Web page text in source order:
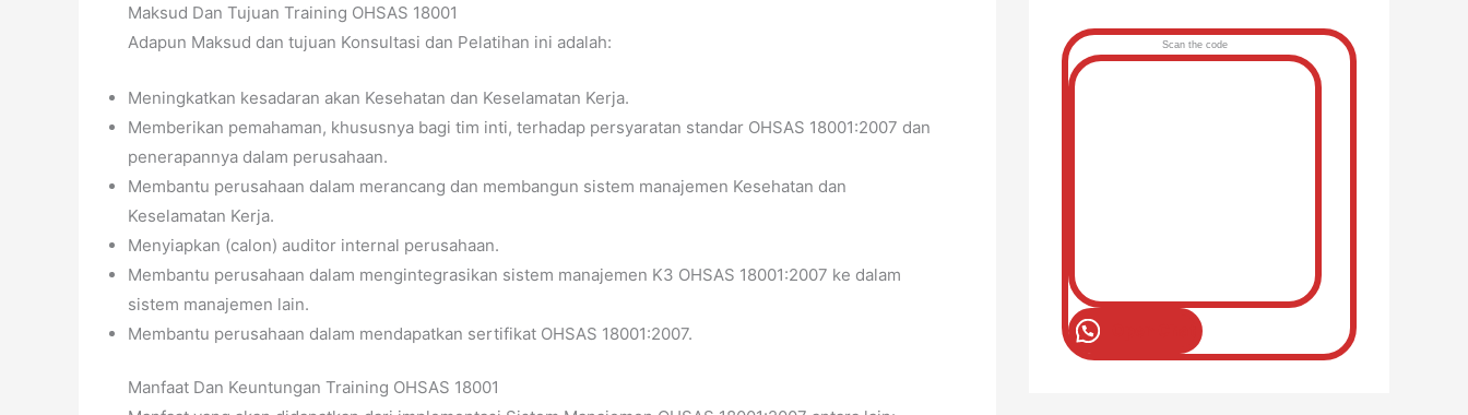
Maksud Dan Tujuan Training OHSAS 18001
Adapun Maksud dan tujuan Konsultasi dan Pelatihan ini adalah:
Meningkatkan kesadaran akan Kesehatan dan Keselamatan Kerja.
Memberikan pemahaman, khususnya bagi tim inti, terhadap persyaratan standar OHSAS 18001:2007 dan
penerapannya dalam perusahaan.
Membantu perusahaan dalam merancang dan membangun sistem manajemen Kesehatan dan
Keselamatan Kerja.
Menyiapkan (calon) auditor internal perusahaan.
Membantu perusahaan dalam mengintegrasikan sistem manajemen K3 OHSAS 18001:2007 ke dalam
sistem manajemen lain.
Membantu perusahaan dalam mendapatkan sertifikat OHSAS 18001:2007.
Manfaat Dan Keuntungan Training OHSAS 18001
Scan the code